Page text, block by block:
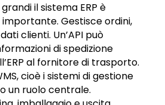
il sistema ERP è
Gestisce ordini,
clienti. Un’API può
di spedizione
al fornitore di trasporto.
cioè i sistemi di gestione
un ruolo centrale.